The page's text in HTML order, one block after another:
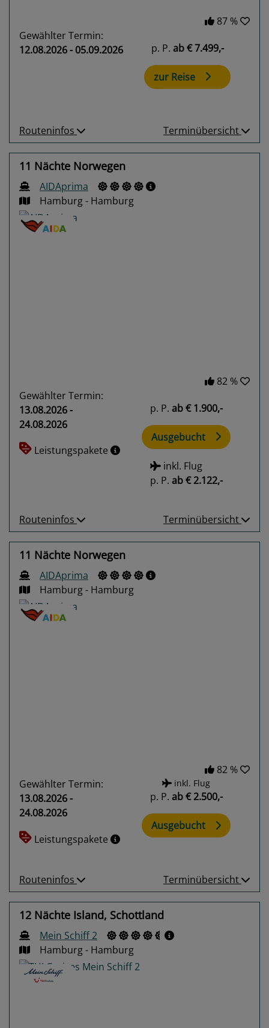
87 %
Gewählter Termin:
12.08.2026 - 05.09.2026
p. P. ab€ 7.499,-
zur Reise
Routeninfos Terminübersicht
11 Nächte Norwegen
AIDAprima
Hamburg - Hamburg
82 %
Gewählter Termin:
13.08.2026 -
24.08.2026
Leistungspakete
p. P. ab€ 1.900,-
Ausgebucht
inkl. Flug
p. P. ab€ 2.122,-
Routeninfos Terminübersicht
11 Nächte Norwegen
AIDAprima
Hamburg - Hamburg
82 %
Gewählter Termin:
13.08.2026 -
24.08.2026
Leistungspakete
inkl. Flug
p. P. ab€ 2.500,-
Ausgebucht
Routeninfos Terminübersicht
12 Nächte Island, Schottland
Mein Schiff 2
Hamburg - Hamburg